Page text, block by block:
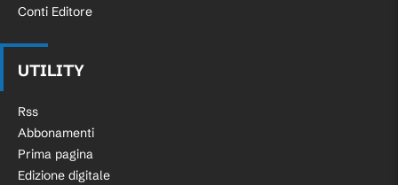
Conti Editore
UTILITY
Rss
Abbonamenti
Prima pagina
Edizione digitale